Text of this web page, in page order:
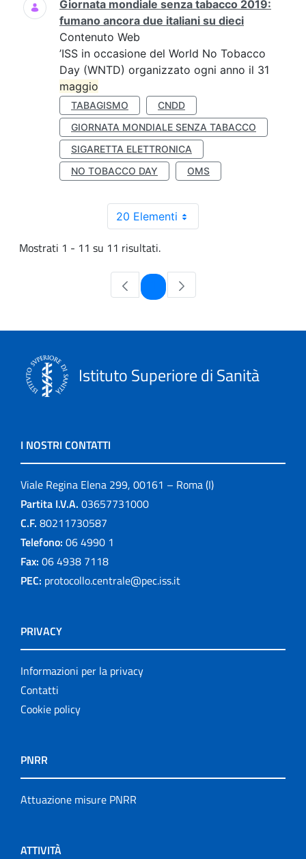
Giornata mondiale senza tabacco 2019:
fumano ancora due italiani su dieci
Contenuto Web
’ISS in occasione del World No Tobacco
Day (WNTD) organizzato ogni anno il 31
maggio
TABAGISMO
CNDD
GIORNATA MONDIALE SENZA TABACCO
SIGARETTA ELETTRONICA
NO TOBACCO DAY
OMS
20 Elementi
Mostrati 1 - 11 su 11 risultati.
Pagina
Istituto Superiore di Sanità
I NOSTRI CONTATTI
Viale Regina Elena 299, 00161 – Roma (I)
Partita I.V.A. 03657731000
C.F. 80211730587
Telefono: 06 4990 1
Fax: 06 4938 7118
PEC: protocollo.centrale@pec.iss.it
PRIVACY
Informazioni per la privacy
Contatti
Cookie policy
PNRR
Attuazione misure PNRR
ATTIVITÀ